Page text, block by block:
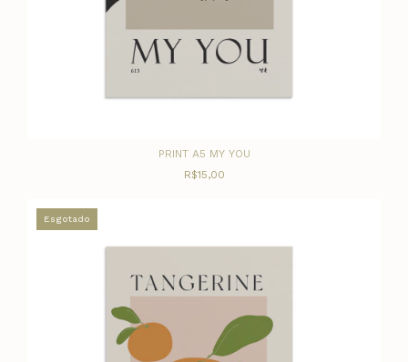
PRINT A5 MY YOU
R$15,00
Esgotado